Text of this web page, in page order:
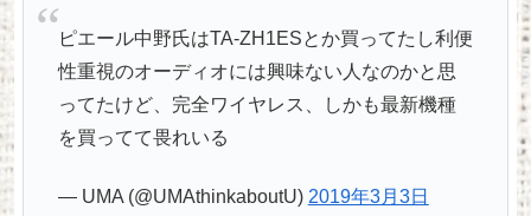
ピエール中野氏はTA-ZH1ESとか買ってたし利便
性重視のオーディオには興味ない人なのかと思
ってたけど、完全ワイヤレス、しかも最新機種
を買ってて畏れいる
— UMA (@UMAthinkaboutU) 2019年3月3日